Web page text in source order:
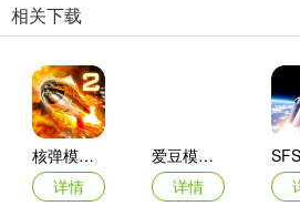
风格陈列。面料触感柔软，剪裁贴合身形
7、宠物店：温馨互动，与可爱伙伴亲密接
小猫小狗从笼子里探出头来，货架上摆
毛茸茸的小家伙，听着它们软糯的声音
温暖。
相关下载
核弹模拟器2
详情
爱豆模拟器最新版
详情